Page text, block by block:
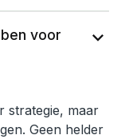
voor
expand_more
strategie, maar
Geen helder